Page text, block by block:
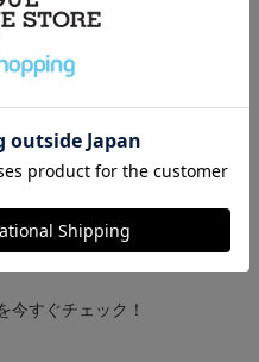
ドSC ピ
マフラー
高知ユナイテッドSC マ
フィティフ タオルマフラ
のすべてのグッズをチェック
一覧はこちら
今すぐチェック！